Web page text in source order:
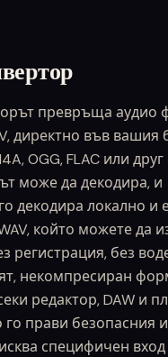
превръща аудио
директно във вашия
OGG, FLAC или
може да декодира, и
декодира локално и
който можете да
регистрация, без
некомпресиран
редактор, DAW и
го прави безопасния
специфичен вход